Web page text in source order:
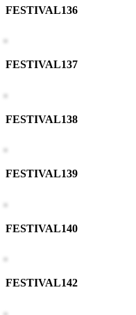
FESTIVAL136
FESTIVAL137
FESTIVAL138
FESTIVAL139
FESTIVAL140
FESTIVAL142